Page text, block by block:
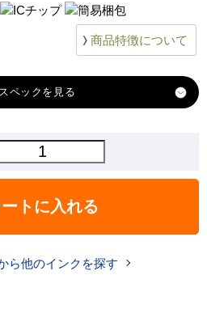
商品特徴について
エプソン
ICC32 ICM32
2,320 円
トに入れる
ら他のインクを探す